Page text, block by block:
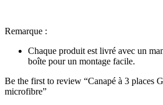
Remarque :
Chaque produit est livré avec un
boîte pour un montage facile.
Be the first to review “Canapé à 3 places
microfibre”